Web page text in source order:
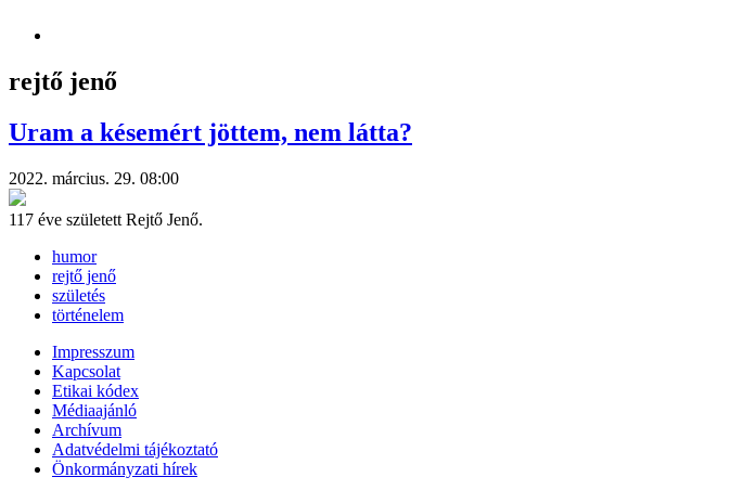
rejtő jenő
Uram a késemért jöttem, nem látta?
2022. március. 29. 08:00
117 éve született Rejtő Jenő.
humor
rejtő jenő
születés
történelem
Impresszum
Kapcsolat
Etikai kódex
Médiaajánló
Archívum
Adatvédelmi tájékoztató
Önkormányzati hírek